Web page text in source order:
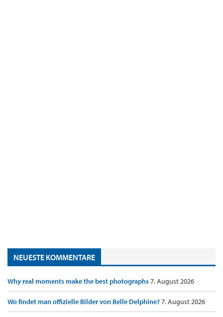
NEUESTE KOMMENTARE
Why real moments make the best photographs7. August 2026
Wo findet man offizielle Bilder von Belle Delphine?7. August 2026